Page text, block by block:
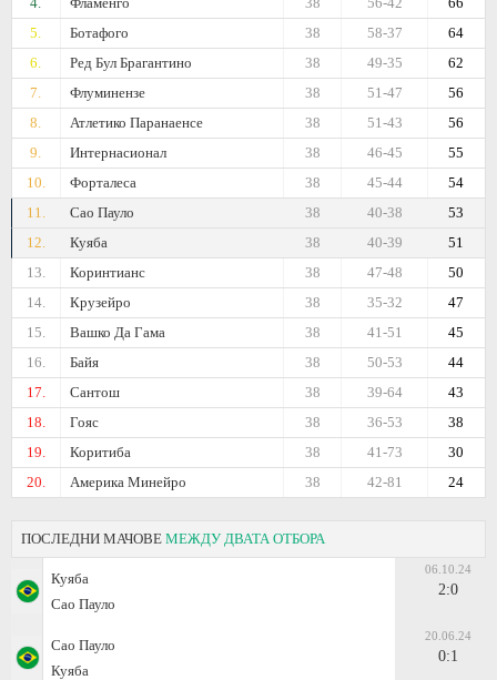
5.
Ботафого 64
58-37
38
6.
Ред Бул Брагантино 62
49-35
38
7.
Флуминензе 56
51-47
38
8.
Атлетико Паранаенсе 56
51-43
38
9.
Интернасионал 55
46-45
38
10.
Форталеса 54
45-44
38
11.
Сао Пауло 53
40-38
38
12.
Куяба 51
40-39
38
13.
Коринтианс 50
47-48
38
14.
Крузейро 47
35-32
38
15.
Вашко Да Гама 45
41-51
38
16.
Байя 44
50-53
38
17.
Сантош 43
39-64
38
18.
Гояс 38
36-53
38
19.
Коритиба 30
41-73
38
20.
Америка Минейро 24
42-81
38
ПОСЛЕДНИ МАЧОВЕ МЕЖДУ ДВАТА ОТБОРА
Куяба
Сао Пауло
06.10.24
2:0
Сао Пауло
Куяба
20.06.24
0:1